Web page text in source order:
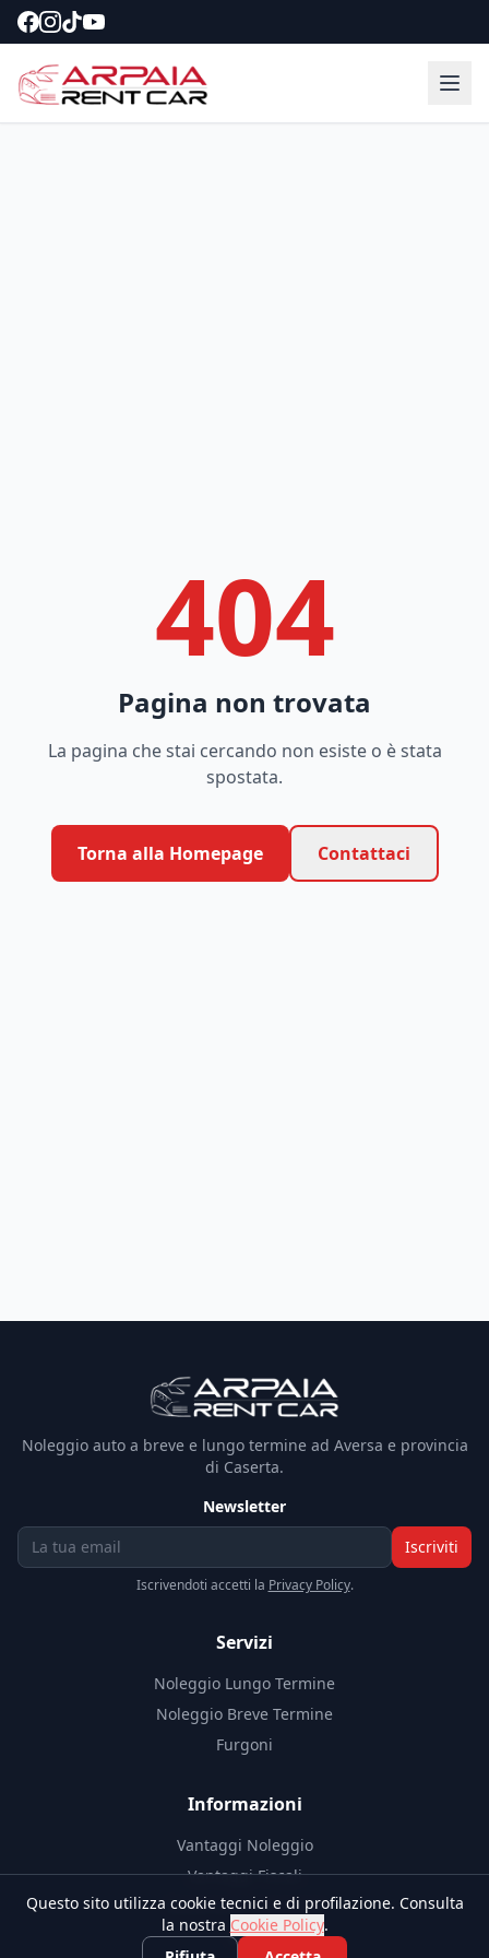
404
Pagina non trovata
La pagina che stai cercando non esiste o è stata
spostata.
Torna alla Homepage Contattaci
Noleggio auto a breve e lungo termine ad Aversa e provincia
di Caserta.
Newsletter
Iscriviti
Iscrivendoti accetti la Privacy Policy.
Servizi
Noleggio Lungo Termine
Noleggio Breve Termine
Furgoni
Informazioni
Vantaggi Noleggio
Vantaggi Fiscali
Documenti Necessari
Blog
Questo sito utilizza cookie tecnici e di profilazione. Consulta
la nostra Cookie Policy.